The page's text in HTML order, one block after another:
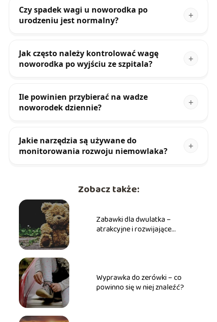
Czy spadek wagi u noworodka po
urodzeniu jest normalny?
Jak często należy kontrolować wagę
noworodka po wyjściu ze szpitala?
Ile powinien przybierać na wadze
noworodek dziennie?
Jakie narzędzia są używane do
monitorowania rozwoju niemowlaka?
Zobacz także:
Zabawki dla dwulatka –
atrakcyjne i rozwijające
Wyprawka do zerówki – co
powinno się w niej znaleźć?